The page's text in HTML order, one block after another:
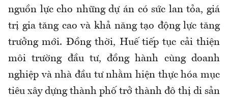
nguồn lực cho những dự án có sức lan tỏa, giá
trị gia tăng cao và khả năng tạo động lực tăng
trưởng mới. Đồng thời, Huế tiếp tục cải thiện
môi trường đầu tư, đồng hành cùng doanh
nghiệp và nhà đầu tư nhằm hiện thực hóa mục
tiêu xây dựng thành phố trở thành đô thị di sản